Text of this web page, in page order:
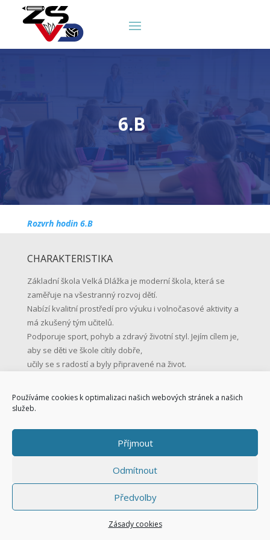
Používáme cookies k optimalizaci našich webových stránek a našich
služeb.
Příjmout
Odmítnout
Předvolby
Zásady cookies
6.B
Rozvrh hodin 6.B
CHARAKTERISTIKA
Základní škola Velká Dlážka je moderní škola, která se
zaměřuje na všestranný rozvoj dětí.
Nabízí kvalitní prostředí pro výuku i volnočasové aktivity a
má zkušený tým učitelů.
Podporuje sport, pohyb a zdravý životní styl. Jejím cílem je,
aby se děti ve škole cítily dobře,
učily se s radostí a byly připravené na život.
KONTAKTNÍ ÚDAJE
Velká Dlážka 5, 750 02 Přerov
Tel.: 581 225 111
skola@zsvd.cz
Datová schránka: s8hu3di